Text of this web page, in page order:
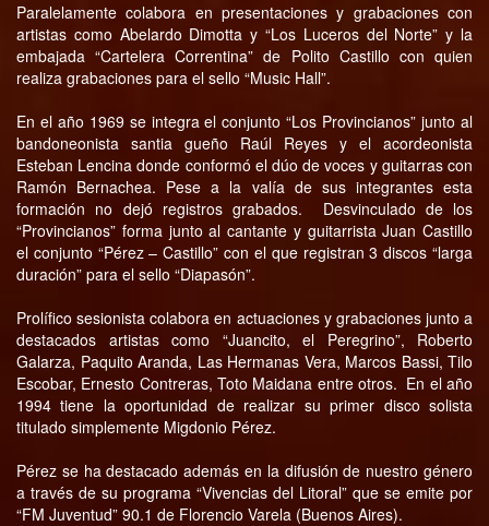
Paralelamente colabora en presentaciones y grabaciones con
artistas como Abelardo Dimotta y “Los Luceros del Norte” y la
embajada “Cartelera Correntina” de Polito Castillo con quien
realiza grabaciones para el sello “Music Hall”.
En el año 1969 se integra el conjunto “Los Provincianos” junto al
bandoneonista santia gueño Raúl Reyes y el acordeonista
Esteban Lencina donde conformó el dúo de voces y guitarras con
Ramón Bernachea. Pese a la valía de sus integrantes esta
formación no dejó registros grabados. Desvinculado de los
“Provincianos” forma junto al cantante y guitarrista Juan Castillo
el conjunto “Pérez – Castillo” con el que registran 3 discos “larga
duración” para el sello “Diapasón”.
Prolífico sesionista colabora en actuaciones y grabaciones junto a
destacados artistas como “Juancito, el Peregrino”, Roberto
Galarza, Paquito Aranda, Las Hermanas Vera, Marcos Bassi, Tilo
Escobar, Ernesto Contreras, Toto Maidana entre otros. En el año
1994 tiene la oportunidad de realizar su primer disco solista
titulado simplemente Migdonio Pérez.
Pérez se ha destacado además en la difusión de nuestro género
a través de su programa “Vivencias del Litoral” que se emite por
“FM Juventud” 90.1 de Florencio Varela (Buenos Aires).